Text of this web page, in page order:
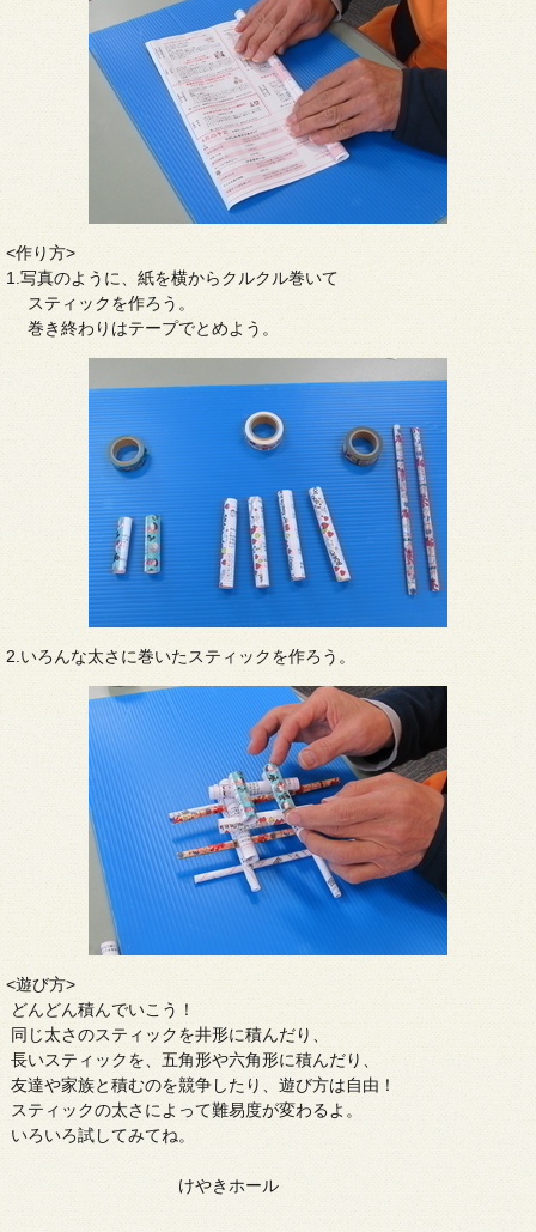
<作り方>
1.写真のように、紙を横からクルクル巻いて
スティックを作ろう。
巻き終わりはテープでとめよう。
2.いろんな太さに巻いたスティックを作ろう。
<遊び方>
どんどん積んでいこう！
同じ太さのスティックを井形に積んだり、
長いスティックを、五角形や六角形に積んだり、
友達や家族と積むのを競争したり、遊び方は自由！
スティックの太さによって難易度が変わるよ。
いろいろ試してみてね。
けやきホール